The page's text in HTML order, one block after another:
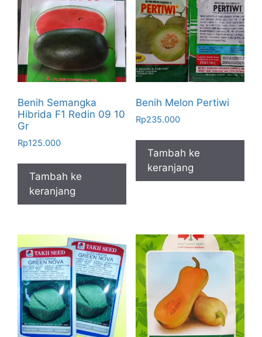
Benih Semangka
Hibrida F1 Redin 09 10
Gr
Rp125.000
Tambah ke
keranjang
Benih Melon Pertiwi
Rp235.000
Tambah ke
keranjang